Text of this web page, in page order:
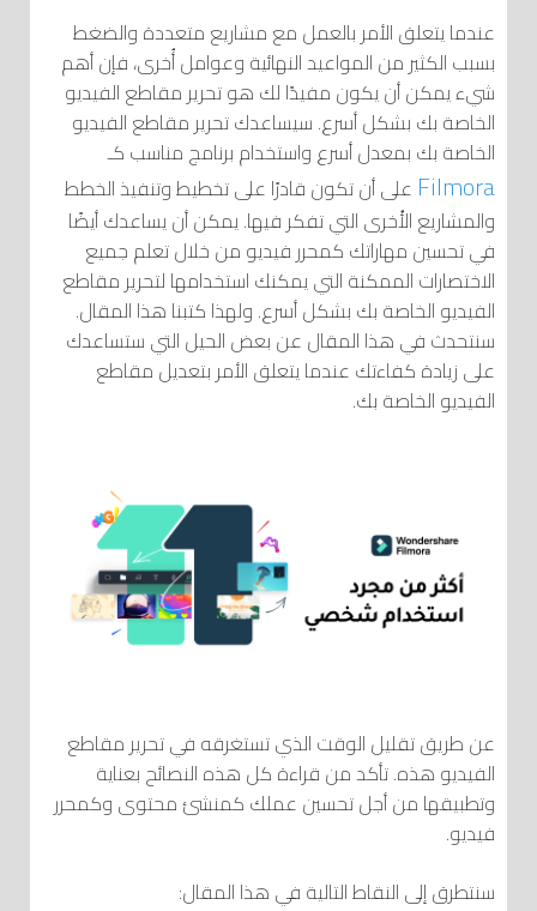
عندما يتعلق الأمر بالعمل مع مشاريع متعددة والضغط
بسبب الكثير من المواعيد النهائية وعوامل أُخرى، فإن أهم
شيء يمكن أن يكون مفيدًا لك هو تحرير مقاطع الفيديو
الخاصة بك بشكل أسرع. سيساعدك تحرير مقاطع الفيديو
الخاصة بك بمعدل أسرع واستخدام برنامج مناسب كـ
Filmora على أن تكون قادرًا على تخطيط وتنفيذ الخطط
والمشاريع الأُخرى التي تفكر فيها. يمكن أن يساعدك أيضًا
في تحسين مهاراتك كمحرر فيديو من خلال تعلم جميع
الاختصارات الممكنة التي يمكنك استخدامها لتحرير مقاطع
الفيديو الخاصة بك بشكل أسرع. ولهذا كتبنا هذا المقال.
سنتحدث في هذا المقال عن بعض الحيل التي ستساعدك
على زيادة كفاءتك عندما يتعلق الأمر بتعديل مقاطع
الفيديو الخاصة بك.
عن طريق تقليل الوقت الذي تستغرقه في تحرير مقاطع
الفيديو هذه. تأكد من قراءة كل هذه النصائح بعناية
وتطبيقها من أجل تحسين عملك كمنشئ محتوى وكمحرر
فيديو.
سنتطرق إلى النقاط التالية في هذا المقال: